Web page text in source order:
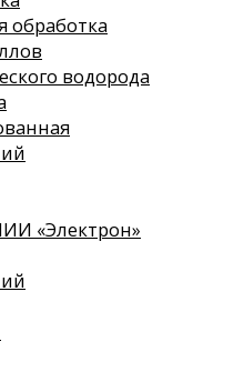
обработка
водорода
«Электрон»